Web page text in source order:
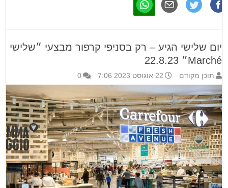
יום שלישי הגיע – רק בסניפי קרפור מבצעי ״שלישי
Marché״ 22.8.23
תוכן מקודם 22 אוגוסט 2023 7:06 0